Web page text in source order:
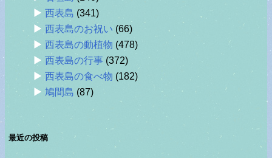
西表島 (341)
西表島のお祝い (66)
西表島の動植物 (478)
西表島の行事 (372)
西表島の食べ物 (182)
鳩間島 (87)
最近の投稿